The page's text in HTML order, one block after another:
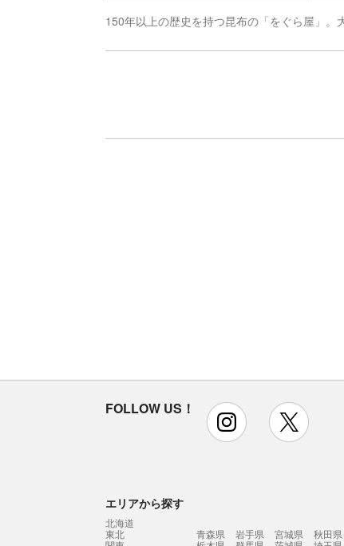
150年以上の歴史を持つ昆布の「をぐら屋」。
FOLLOW US！ instagram
エリアから探す
北海道
東北
青森県 岩手県 宮城県 秋田県